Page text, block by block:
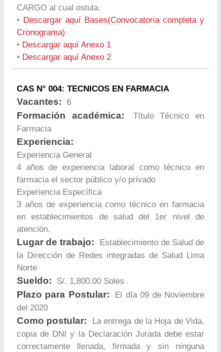
CARGO al cual ostula.
• Descargar aquí Bases(Convocatoria completa y
Cronograma)
• Descargar aquí Anexo 1
• Descargar aquí Anexo 2
CAS N° 004: TECNICOS EN FARMACIA
Vacantes: 6
Formación académica:
Título Técnico en
Farmacia
Experiencia:
Experiencia General
4 años de experiencia laboral como técnico en
farmacia el sector público y/o privado
Experiencia Específica
3 años de experiencia como técnico en farmacia
en establecimientos de salud del 1er nivel de
atención.
Lugar de trabajo:
Establecimiento de Salud de
la Dirección de Redes integradas de Salud Lima
Norte
Sueldo: S/. 1,800.00 Soles
Plazo para Postular:
El día 09 de Noviembre
del 2020
Como postular:
La entrega de la Hoja de Vida,
copia de DNI y la Declaración Jurada debe estar
correctamente llenada, firmada y sin ninguna